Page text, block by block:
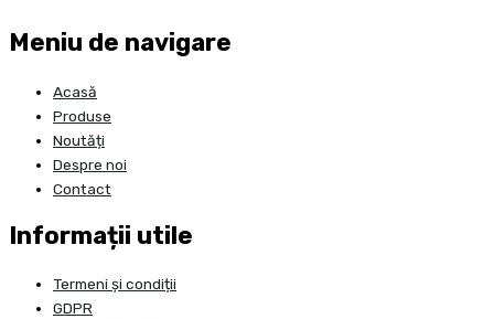
Meniu de navigare
Acasă
Produse
Noutăți
Despre noi
Contact
Informații utile
Termeni și condiții
GDPR